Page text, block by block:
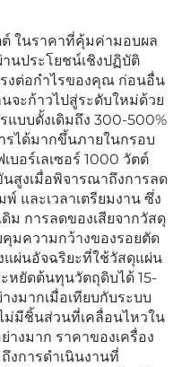
ต์ ในราคาที่คุ้มค่ามอบผล
นประโยชน์เชิงปฏิบัติ
งต่อกำไรของคุณ ก่อนอื่น
จะก้าวไปสู่ระดับใหม่ด้วย
แบบดั้งเดิมถึง 300-500%
รได้มากขึ้นภายในกรอบ
บอร์เลเซอร์ 1000 วัตต์
สูงเมื่อพิจารณาถึงการลด
และเวลาเตรียมงาน ซึ่ง
ม การลดของเสียจากวัสดุ
มความกว้างของรอยตัด
แผ่นอัจฉริยะที่ใช้วัสดุแผ่น
หยัดต้นทุนวัตถุดิบได้ 15-
งมากเมื่อเทียบกับระบบ
ไม่มีชิ้นส่วนที่เคลื่อนไหวใน
างมาก ราคาของเครื่อง
งการดำเนินงานที่